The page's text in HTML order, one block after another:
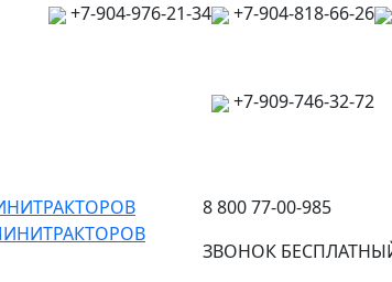
+7-904-976-21-34 +7-904-818-66-26
+7-909-746-32-72
8 800 77-00-985
ЗВОНОК